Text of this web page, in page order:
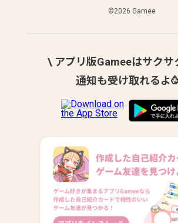
©︎2026 Gamee
\ アプリ版Gameeはサクサ
通知も受け取れるよ